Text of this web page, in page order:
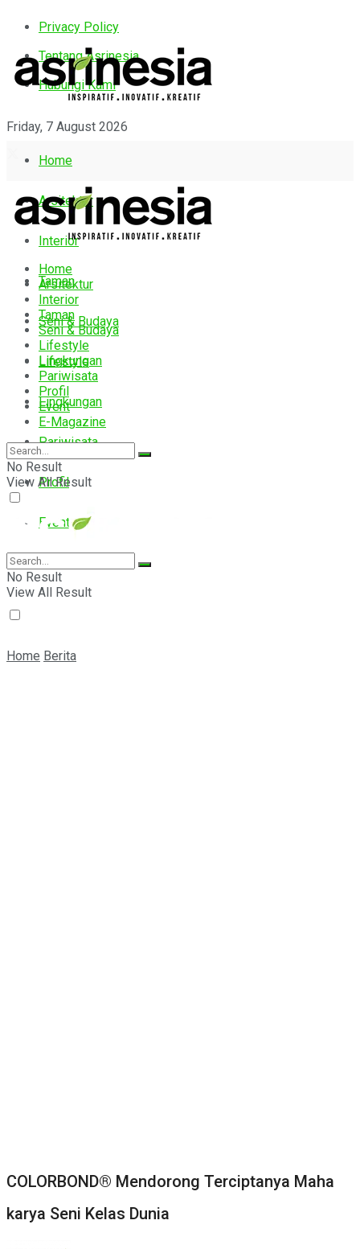
Privacy Policy
Tentang Asrinesia
Hubungi Kami
Friday, 7 August 2026
Home
Arsitektur
Interior
Taman
Seni & Budaya
Lifestyle
Lingkungan
Pariwisata
Profil
Event
E-Magazine
Home
Arsitektur
Interior
Taman
Seni & Budaya
Lifestyle
Lingkungan
Pariwisata
Profil
Event
E-Magazine
No Result
View All Result
No Result
View All Result
Home Berita
COLORBOND® Mendorong Terciptanya Maha
karya Seni Kelas Dunia